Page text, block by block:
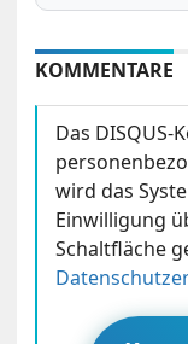
KOMMENTARE
Das
wird das
Einwilligung
Schaltfläche